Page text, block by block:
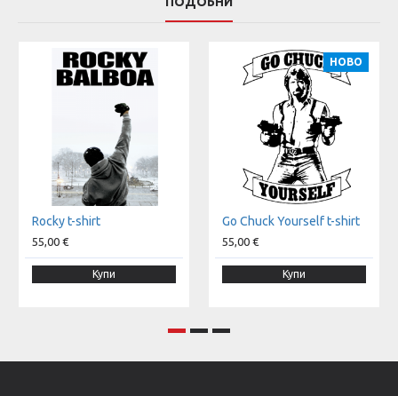
Rocky t-shirt
55,00 €
Купи
НОВО
Go Chuck Yourself t-shirt
55,00 €
Купи